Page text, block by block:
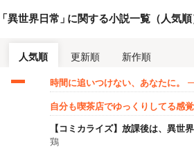
異世界日常 」に関する小説一覧（人気順
人気順 更新順 新作順
時間に追いつけない、あなたに。
自分も喫茶店でゆっくりしてる感
【コミカライズ】放課後は、異世
鶏